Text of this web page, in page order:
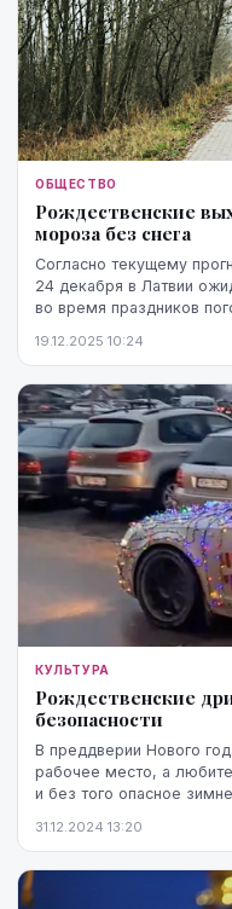
ОБЩЕСТВО
Рождественские
мороза без снега
Согласно текущему
24 декабря в Латвии
во время праздников
19.12.2025 10:24
КУЛЬТУРА
Рождественские
безопасности
В преддверии Нового
рабочее место, а
и без того опасное
31.12.2024 13:20